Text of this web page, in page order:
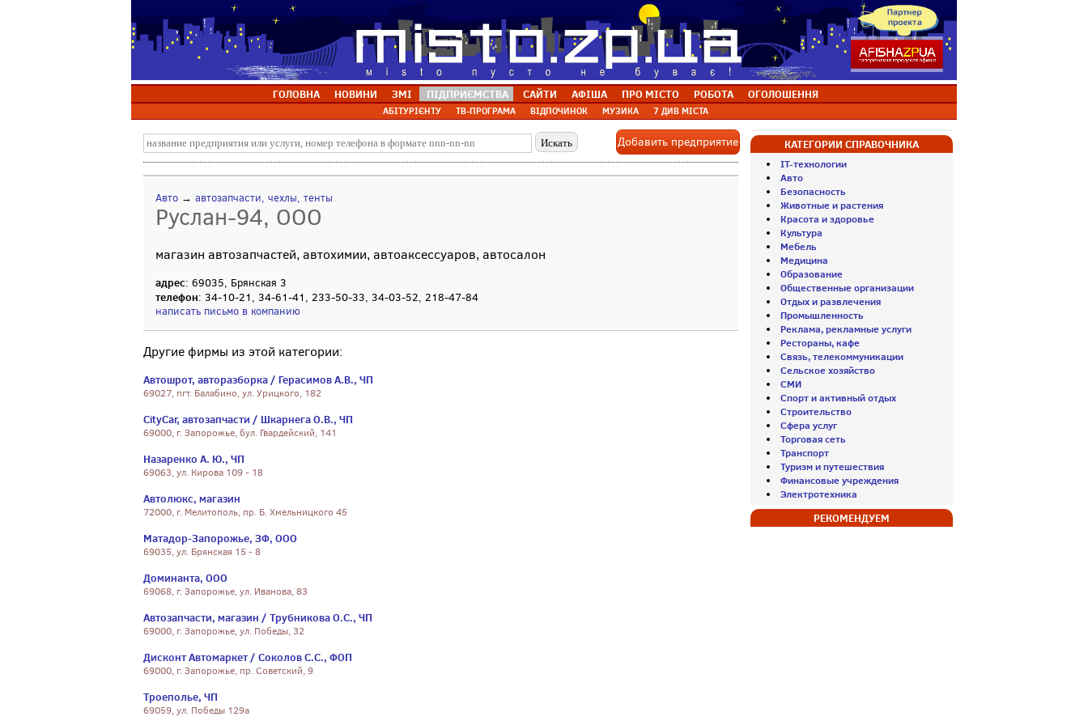
ГОЛОВНА НОВИНИ ЗМІ ПІДПРИЄМСТВА САЙТИ АФІША ПРО МІСТО РОБОТА ОГОЛОШЕННЯ
АБІТУРІЄНТУ ТВ-ПРОГРАМА ВІДПОЧИНОК МУЗИКА 7 ДИВ МІСТА
Добавить предприятие
Авто → автозапчасти, чехлы, тенты
Руслан-94, ООО
магазин автозапчастей, автохимии, автоаксессуаров, автосалон
адрес: 69035, Брянская 3
телефон: 34-10-21, 34-61-41, 233-50-33, 34-03-52, 218-47-84
написать письмо в компанию
Другие фирмы из этой категории:
Автошрот, авторазборка / Герасимов А.В., ЧП
69027, пгт. Балабино, ул. Урицкого, 182
CityCar, автозапчасти / Шкарнега О.В., ЧП
69000, г. Запорожье, бул. Гвардейский, 141
Назаренко А. Ю., ЧП
69063, ул. Кирова 109 - 18
Автолюкс, магазин
72000, г. Мелитополь, пр. Б. Хмельницкого 45
Матадор-Запорожье, ЗФ, ООО
69035, ул. Брянская 15 - 8
Доминанта, ООО
69068, г. Запорожье, ул. Иванова, 83
Автозапчасти, магазин / Трубникова О.С., ЧП
69000, г. Запорожье, ул. Победы, 32
Дисконт Автомаркет / Соколов С.С., ФОП
69000, г. Запорожье, пр. Советский, 9
Троеполье, ЧП
69059, ул. Победы 129а
КАТЕГОРИИ СПРАВОЧНИКА
IT-технологии
Авто
Безопасность
Животные и растения
Красота и здоровье
Культура
Мебель
Медицина
Образование
Общественные организации
Отдых и развлечения
Промышленность
Реклама, рекламные услуги
Рестораны, кафе
Связь, телекоммуникации
Сельское хозяйство
СМИ
Спорт и активный отдых
Строительство
Сфера услуг
Торговая сеть
Транспорт
Туризм и путешествия
Финансовые учреждения
Электротехника
РЕКОМЕНДУЕМ